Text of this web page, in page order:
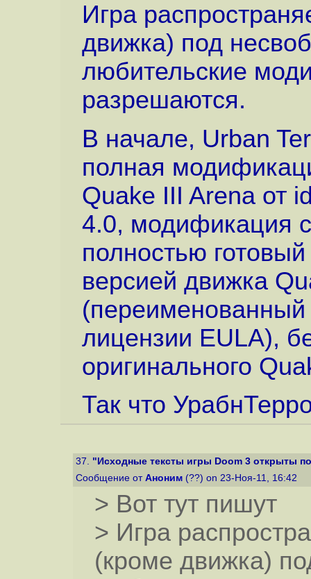
Игра
движка) под
любительские
разрешаются.
В начале, Urban
полная
Quake III Arena от
4.0, модификация
полностью
версией движка
(переименованный
лицензии EULA),
оригинального
Так что
37. "Исходные тексты игры Doom 3 открыты
Сообщение от Аноним (??) on 23-Ноя-11, 16:42
> Вот тут пишут
> Игра
(кроме движка)